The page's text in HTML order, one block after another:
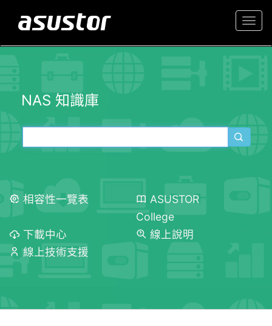
NAS 知識庫
相容性一覽表
ASUSTOR
College
下載中心
線上說明
線上技術支援